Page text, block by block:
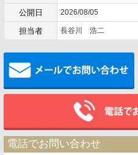
公開日 2026/08/05
担当者 長谷川 浩二
電話でお問い合わせ